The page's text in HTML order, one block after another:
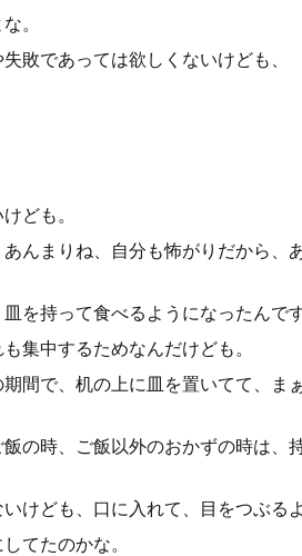
。
敗であっては欲しくないけども、
ども。
んまりね、自分も怖がりだから、
を持って食べるようになったんです
集中するためなんだけども。
間で、机の上に皿を置いてて、ま
の時、ご飯以外のおかずの時は、
けども、口に入れて、目をつぶる
てたのかな。